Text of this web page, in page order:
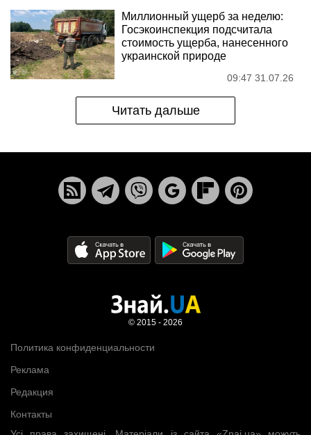
Миллионный ущерб за неделю:
Госэкоинспекция подсчитала
стоимость ущерба, нанесенного
украинской природе
09:47 31.07.26
Читать дальше
Политика конфиденциальности
Реклама
Редакция
Контакты
© 2015 - 2026